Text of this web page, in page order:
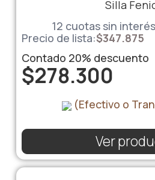
Silla
12 cuotas sin
Precio de lista:$347.875
Contado 20% descuento
$278.300
(Efectivo o
Ver